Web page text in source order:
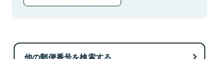
他の郵便番号を検索する